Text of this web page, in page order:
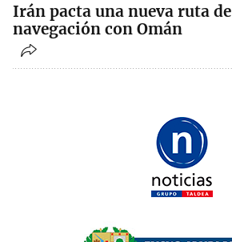
Irán pacta una nueva ruta de
navegación con Omán